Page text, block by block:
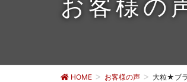
お客様の
HOME お客様の声 大粒★ブ